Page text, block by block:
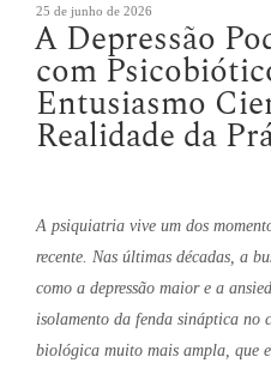
Publicado
em
25 de junho de 2026
A Depressão
com
Entusiasmo
Realidade da
A psiquiatria vive um dos
recente. Nas últimas décadas, a
como a depressão maior e a
isolamento da fenda sináptica no
biológica muito mais ampla, que